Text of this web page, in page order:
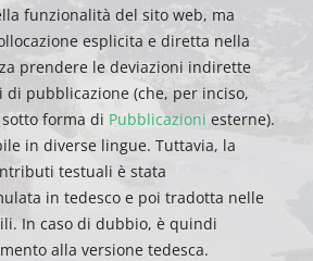
funzionalità del sito web, ma
esplicita e diretta nella
prendere le deviazioni indirette
pubblicazione (che, per inciso,
forma di Pubblicazioni esterne).
in diverse lingue. Tuttavia, la
testuali è stata
in tedesco e poi tradotta nelle
In caso di dubbio, è quindi
alla versione tedesca.